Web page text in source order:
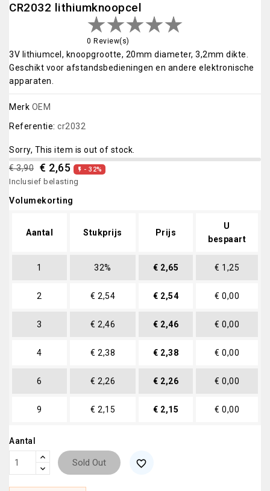
CR2032 lithiumknoopcel
0 Review(s)
3V lithiumcel, knoopgrootte, 20mm diameter, 3,2mm dikte.
Geschikt voor afstandsbedieningen en andere elektronische
apparaten.
Merk OEM
Referentie: cr2032
Sorry, This item is out of stock.
€ 3,90
€ 2,65  - 32%
Inclusief belasting
Volumekorting
Aantal Stukprijs Prijs
U
bespaart
1 32% € 2,65 € 1,25
2 € 2,54 € 2,54 € 0,00
3 € 2,46 € 2,46 € 0,00
4 € 2,38 € 2,38 € 0,00
6 € 2,26 € 2,26 € 0,00
9 € 2,15 € 2,15 € 0,00
Aantal
Sold Out favorite_border